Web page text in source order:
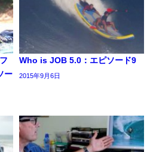
ー
Who is JOB 5.0：エピソード9
2015年9月6日